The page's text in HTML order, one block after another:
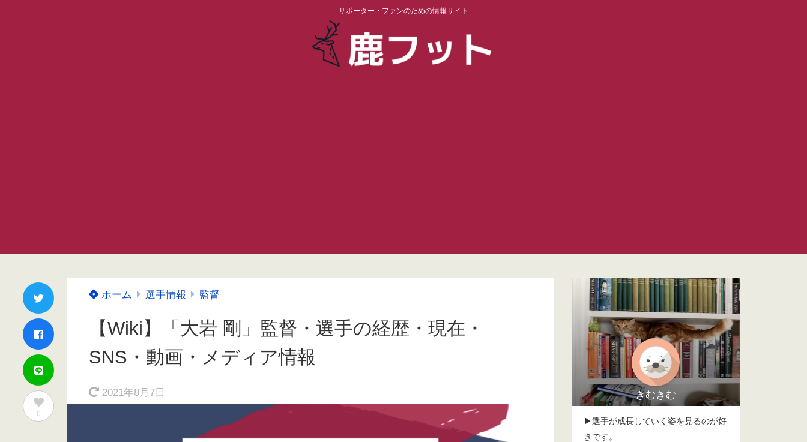
サポーター・ファンのための情報サイト
0
ホーム 選手情報 監督
【Wiki】「大岩 剛」監督・選手の経歴・現在・
SNS・動画・メディア情報
2021年8月7日 きむきむ
▶選手が成長していく姿を見るのが好
きです。